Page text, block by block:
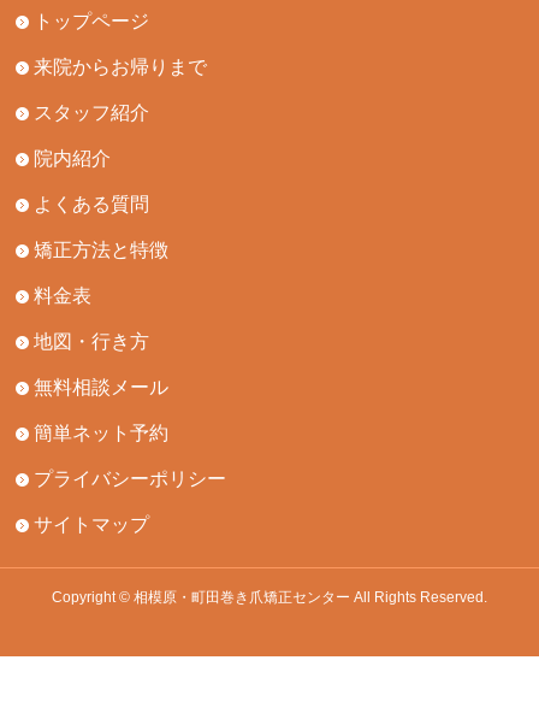
トップページ
来院からお帰りまで
スタッフ紹介
院内紹介
よくある質問
矯正方法と特徴
料金表
地図・行き方
無料相談メール
簡単ネット予約
プライバシーポリシー
サイトマップ
Copyright © 相模原・町田巻き爪矯正センター All Rights Reserved.